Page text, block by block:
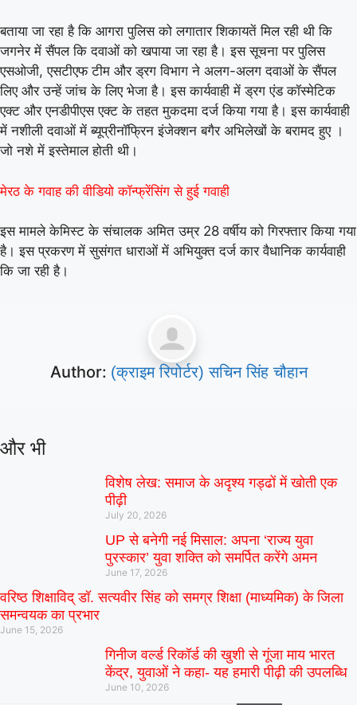
बताया जा रहा है कि आगरा पुलिस को लगातार शिकायतें मिल रही थी कि
जगनेर में सैंपल कि दवाओं को खपाया जा रहा है। इस सूचना पर पुलिस
एसओजी, एसटीएफ टीम और ड्रग विभाग ने अलग-अलग दवाओं के सैंपल
लिए और उन्हें जांच के लिए भेजा है। इस कार्यवाही में ड्रग एंड कॉस्मेटिक
एक्ट और एनडीपीएस एक्ट के तहत मुकदमा दर्ज किया गया है। इस कार्यवाही
में नशीली दवाओं में ब्यूप्रीनॉफ्रिन इंजेक्शन बगैर अभिलेखों के बरामद हुए ।
जो नशे में इस्तेमाल होती थी।
मेरठ के गवाह की वीडियो कॉन्फ्रेंसिंग से हुई गवाही
इस मामले केमिस्ट के संचालक अमित उम्र 28 वर्षीय को गिरफ्तार किया गया
है। इस प्रकरण में सुसंगत धाराओं में अभियुक्त दर्ज कार वैधानिक कार्यवाही
कि जा रही है।
Author: (क्राइम रिपोर्टर) सचिन सिंह चौहान
और भी
विशेष लेख: समाज के अदृश्य गड्ढों में खोती एक
पीढ़ी
July 20, 2026
UP से बनेगी नई मिसाल: अपना ‘राज्य युवा
पुरस्कार’ युवा शक्ति को समर्पित करेंगे अमन
June 17, 2026
वरिष्ठ शिक्षाविद् डॉ. सत्यवीर सिंह को समग्र शिक्षा (माध्यमिक) के जिला
समन्वयक का प्रभार
June 15, 2026
गिनीज वर्ल्ड रिकॉर्ड की खुशी से गूंजा माय भारत
केंद्र, युवाओं ने कहा- यह हमारी पीढ़ी की उपलब्धि
June 10, 2026